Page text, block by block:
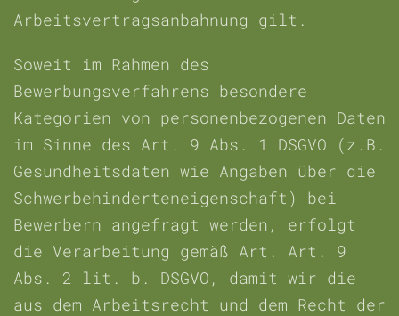
Arbeitsvertragsanbahnung gilt.
Soweit im Rahmen des
Bewerbungsverfahrens besondere
Kategorien von personenbezogenen Daten
im Sinne des Art. 9 Abs. 1 DSGVO (z.B.
Gesundheitsdaten wie Angaben über die
Schwerbehinderteneigenschaft) bei
Bewerbern angefragt werden, erfolgt
die Verarbeitung gemäß Art. Art. 9
Abs. 2 lit. b. DSGVO, damit wir die
aus dem Arbeitsrecht und dem Recht der